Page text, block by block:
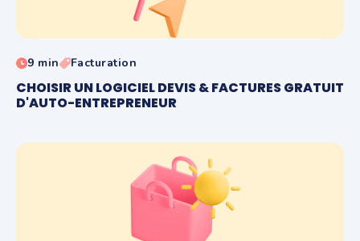
9 min Facturation
CHOISIR UN LOGICIEL DEVIS & FACTURES GRATUIT
D'AUTO-ENTREPRENEUR